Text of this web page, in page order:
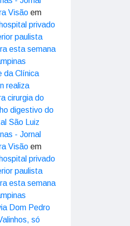
Visão em
privado
paulista
esta semana
da Clínica
realiza
cirurgia do
digestivo do
São Luiz
- Jornal
Visão em
privado
paulista
esta semana
Dom Pedro
só